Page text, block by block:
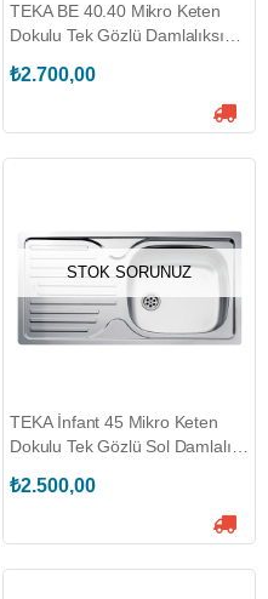
TEKA BE 40.40 Mikro Keten
Dokulu Tek Gözlü Damlalıksız
₺2.700,00
STOK SORUNUZ
TEKA İnfant 45 Mikro Keten
Dokulu Tek Gözlü Sol Damlalıklı
₺2.500,00